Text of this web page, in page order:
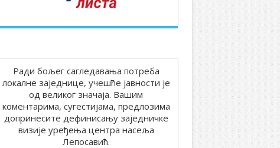
Ради бољег сагледавања потреба
локалне заједнице, учешће јавности је
од великог значаја. Вашим
коментарима, сугестијама, предлозима
допринесите дефинисању заједничке
визије уређења центра насеља
Лепосавић.